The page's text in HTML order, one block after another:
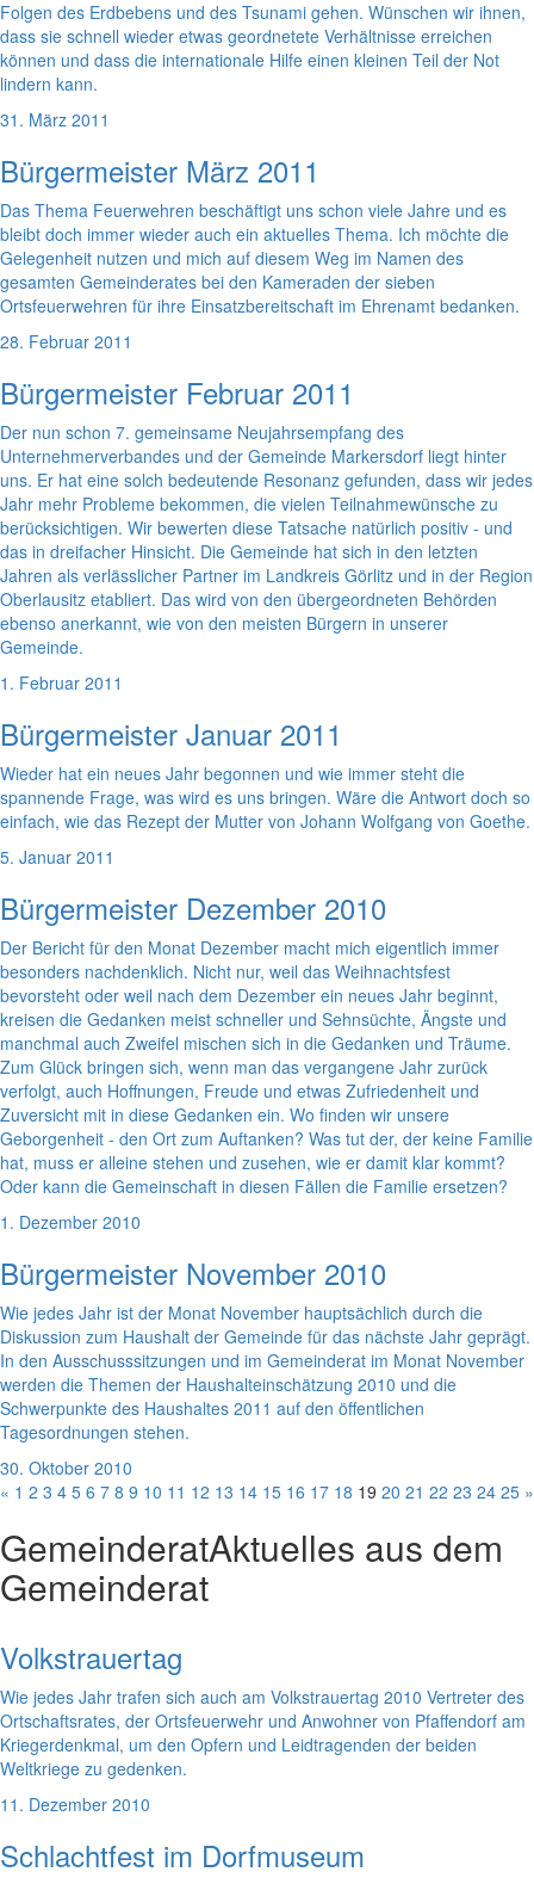
Folgen des Erdbebens und des Tsunami gehen. Wünschen wir ihnen,
dass sie schnell wieder etwas geordnetete Verhältnisse erreichen
können und dass die internationale Hilfe einen kleinen Teil der Not
lindern kann.
31. März 2011
Bürgermeister März 2011
Das Thema Feuerwehren beschäftigt uns schon viele Jahre und es
bleibt doch immer wieder auch ein aktuelles Thema. Ich möchte die
Gelegenheit nutzen und mich auf diesem Weg im Namen des
gesamten Gemeinderates bei den Kameraden der sieben
Ortsfeuerwehren für ihre Einsatzbereitschaft im Ehrenamt bedanken.
28. Februar 2011
Bürgermeister Februar 2011
Der nun schon 7. gemeinsame Neujahrsempfang des
Unternehmerverbandes und der Gemeinde Markersdorf liegt hinter
uns. Er hat eine solch bedeutende Resonanz gefunden, dass wir jedes
Jahr mehr Probleme bekommen, die vielen Teilnahmewünsche zu
berücksichtigen. Wir bewerten diese Tatsache natürlich positiv - und
das in dreifacher Hinsicht. Die Gemeinde hat sich in den letzten
Jahren als verlässlicher Partner im Landkreis Görlitz und in der Region
Oberlausitz etabliert. Das wird von den übergeordneten Behörden
ebenso anerkannt, wie von den meisten Bürgern in unserer
Gemeinde.
1. Februar 2011
Bürgermeister Januar 2011
Wieder hat ein neues Jahr begonnen und wie immer steht die
spannende Frage, was wird es uns bringen. Wäre die Antwort doch so
einfach, wie das Rezept der Mutter von Johann Wolfgang von Goethe.
5. Januar 2011
Bürgermeister Dezember 2010
Der Bericht für den Monat Dezember macht mich eigentlich immer
besonders nachdenklich. Nicht nur, weil das Weihnachtsfest
bevorsteht oder weil nach dem Dezember ein neues Jahr beginnt,
kreisen die Gedanken meist schneller und Sehnsüchte, Ängste und
manchmal auch Zweifel mischen sich in die Gedanken und Träume.
Zum Glück bringen sich, wenn man das vergangene Jahr zurück
verfolgt, auch Hoffnungen, Freude und etwas Zufriedenheit und
Zuversicht mit in diese Gedanken ein. Wo finden wir unsere
Geborgenheit - den Ort zum Auftanken? Was tut der, der keine Familie
hat, muss er alleine stehen und zusehen, wie er damit klar kommt?
Oder kann die Gemeinschaft in diesen Fällen die Familie ersetzen?
1. Dezember 2010
Bürgermeister November 2010
Wie jedes Jahr ist der Monat November hauptsächlich durch die
Diskussion zum Haushalt der Gemeinde für das nächste Jahr geprägt.
In den Ausschusssitzungen und im Gemeinderat im Monat November
werden die Themen der Haushalteinschätzung 2010 und die
Schwerpunkte des Haushaltes 2011 auf den öffentlichen
Tagesordnungen stehen.
30. Oktober 2010
« 1 2 3 4 5 6 7 8 9 10 11 12 13 14 15 16 17 18 19 20 21 22 23 24 25 »
GemeinderatAktuelles aus dem
Gemeinderat
Volkstrauertag
Wie jedes Jahr trafen sich auch am Volkstrauertag 2010 Vertreter des
Ortschaftsrates, der Ortsfeuerwehr und Anwohner von Pfaffendorf am
Kriegerdenkmal, um den Opfern und Leidtragenden der beiden
Weltkriege zu gedenken.
11. Dezember 2010
Schlachtfest im Dorfmuseum